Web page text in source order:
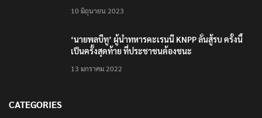
10 มิถุนายน 2023
‘นายพลบีทู’ ผู้นำทหารคะเรนนี KNPP ลั่นสู้รบ ครั้งนี้
เป็นครั้งสุดท้าย ที่ประชาชนต้องชนะ
13 มกราคม 2022
CATEGORIES